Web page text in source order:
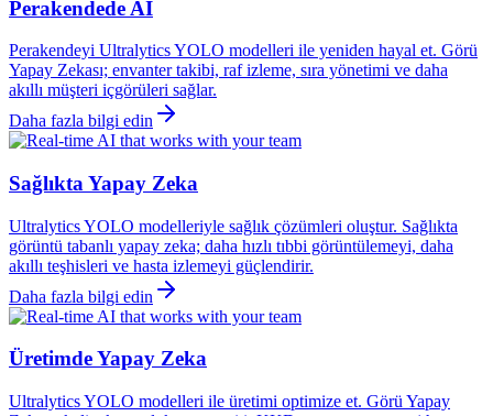
Perakendede AI
Perakendeyi Ultralytics YOLO modelleri ile yeniden hayal et. Görü
Yapay Zekası; envanter takibi, raf izleme, sıra yönetimi ve daha
akıllı müşteri içgörüleri sağlar.
Daha fazla bilgi edin
Sağlıkta Yapay Zeka
Ultralytics YOLO modelleriyle sağlık çözümleri oluştur. Sağlıkta
görüntü tabanlı yapay zeka; daha hızlı tıbbi görüntülemeyi, daha
akıllı teşhisleri ve hasta izlemeyi güçlendirir.
Daha fazla bilgi edin
Üretimde Yapay Zeka
Ultralytics YOLO modelleri ile üretimi optimize et. Görü Yapay